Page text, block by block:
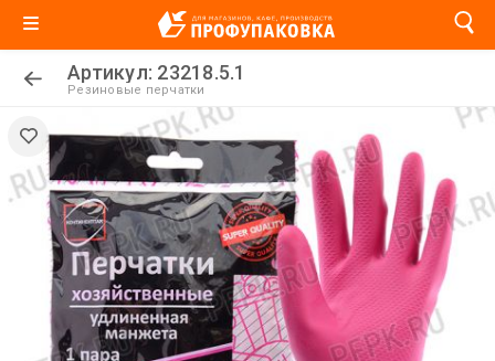
Артикул: 23218.5.1
Резиновые перчатки